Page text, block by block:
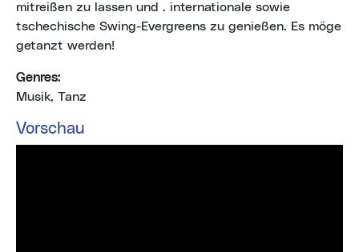
mitreißen zu lassen und . internationale sowie
tschechische Swing-Evergreens zu genießen. Es möge
getanzt werden!
Genres:
Musik, Tanz
Vorschau